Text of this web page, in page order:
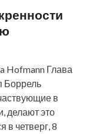
Hofmann Глава
Боррель
в
делают это
в четверг, 8